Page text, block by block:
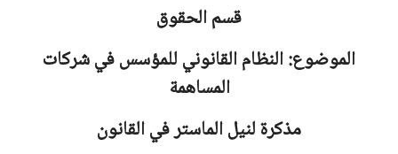
قسم الحقوق
الموضوع: النظام القانوني للمؤسس في شركات
المساهمة
مذكرة لنيل الماستر في القانون